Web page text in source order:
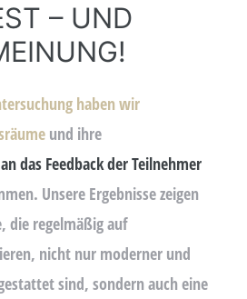
– UND
haben wir
und ihre
das Feedback der Teilnehmer
Unsere Ergebnisse zeigen
die regelmäßig auf
nicht nur moderner und
sind, sondern auch eine